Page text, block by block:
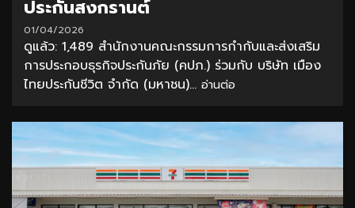
ประกันสงกรานต์
01/04/2026
ดูแล้ว: 1,489 สำนักงานคณะกรรมการกำกับและส่งเสริม
การประกอบธุรกิจประกันภัย (คปภ.) ร่วมกับ บริษัท เมือง
ไทยประกันชีวิต จำกัด (มหาชน)... อ่านต่อ